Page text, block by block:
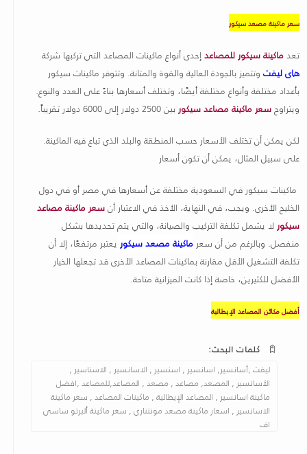
سعر ماكينة مصعد سيكور
تعدماكينة سيكور للمصاعد إحدى أنواع ماكينات المصاعد التي تركبها شركة
هاى ليفت وتتميز بالجودة العالية والقوة والمتانة. وتتوفر ماكينات سيكور
بأعداد مختلفة وأنواع مختلفة أيضًا، وتختلف أسعارها بناءً على العدد والنوع.
ويتراوحسعر ماكينة مصاعد سيكور بين 2500 دولار إلى 6000 دولار تقريباً.
لكن يمكن أن تختلف الأسعار حسب المنطقة والبلد الذي تباع فيه الماكينة.
على سبيل المثال، يمكن أن تكون أسعار
ماكينات سيكور في السعودية مختلفة عن أسعارها في مصر أو في دول
الخليج الأخرى. ويجب، في النهاية، الأخذ في الاعتبار أنسعر ماكينة مصاعد
سيكور لا يشمل تكلفة التركيب والصيانة، والتي يتم تحديدها بشكل
منفصل. وبالرغم من أن سعر ماكينة مصعد سيكور يعتبر مرتفعًا، إلا أن
تكلفة التشغيل الأقل مقارنة بماكينات المصاعد الأخرى قد تجعلها الخيار
الأفضل للكثيرين، خاصة إذا كانت الميزانية متاحة.
أفضل مكائن المصاعد الإيطالية
كلمات البحث:
ليفت ,أسانسير, اسانسير , اسنسير , الاسانسير , الاسناسير ,
الأسانسير , المصعد, مصاعد , مصعد , المصاعد,للمصاعد ,افضل
ماكينة اسانسير , المصاعد الإيطالية , ماكينات المصاعد , سعر ماكينة
الاسانسير , اسعار ماكينة مصعد مونتناري , سعر ماكينة ألبرتو ساسي
اف